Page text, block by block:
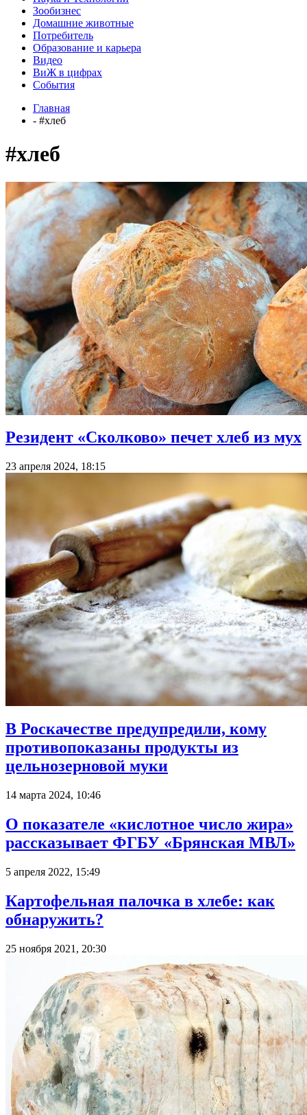
Зообизнес
Домашние животные
Потребитель
Образование и карьера
Видео
ВиЖ в цифрах
События
Главная
- #хлеб
#хлеб
Резидент «Сколково» печет хлеб из мух
23 апреля 2024, 18:15
В Роскачестве предупредили, кому
противопоказаны продукты из
цельнозерновой муки
14 марта 2024, 10:46
О показателе «кислотное число жира»
рассказывает ФГБУ «Брянская МВЛ»
5 апреля 2022, 15:49
Картофельная палочка в хлебе: как
обнаружить?
25 ноября 2021, 20:30